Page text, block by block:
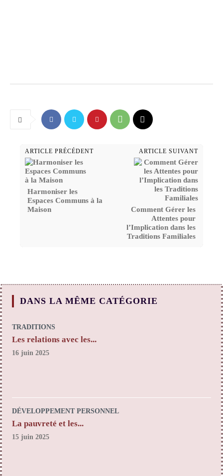
ARTICLE PRÉCÉDENT
Harmoniser les
Espaces Communs à la
Maison
ARTICLE SUIVANT
Comment Gérer les
Attentes pour
l’Implication dans les
Traditions Familiales
DANS LA MÊME CATÉGORIE
TRADITIONS
Les relations avec les...
16 juin 2025
DÉVELOPPEMENT PERSONNEL
La pauvreté et les...
15 juin 2025